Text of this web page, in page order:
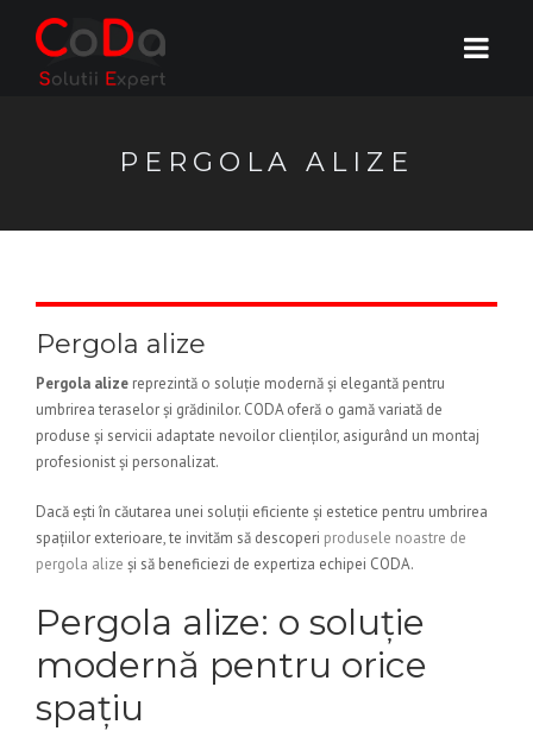
PERGOLA ALIZE
Pergola alize
Pergola alize reprezintă o soluție modernă și elegantă pentru
umbrirea teraselor și grădinilor. CODA oferă o gamă variată de
produse și servicii adaptate nevoilor clienților, asigurând un montaj
profesionist și personalizat.
Dacă ești în căutarea unei soluții eficiente și estetice pentru umbrirea
spațiilor exterioare, te invităm să descoperi produsele noastre de
pergola alize și să beneficiezi de expertiza echipei CODA.
Pergola alize: o soluție
modernă pentru orice
spațiu